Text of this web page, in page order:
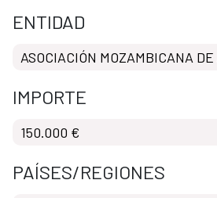
ENTIDAD
ASOCIACIÓN MOZAMBICANA
IMPORTE
150.000 €
PAÍSES/REGIONES